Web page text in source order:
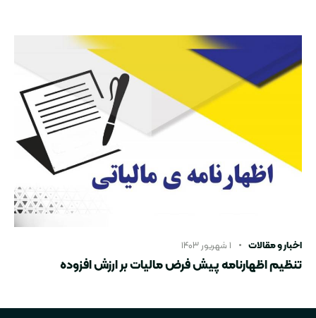
اخبار و مقالات ۱ شهریور ۱۴۰۳
تنظیم اظهارنامه پیش فرض مالیات بر ارزش افزوده